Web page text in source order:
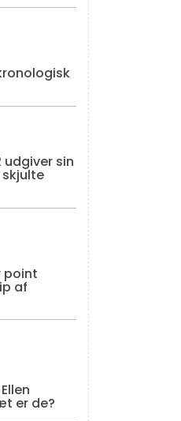
sin
point
af
er de?